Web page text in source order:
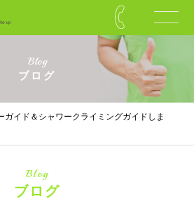
Blog
ブログ
ガイド＆シャワークライミングガイドしま
Blog
ブログ